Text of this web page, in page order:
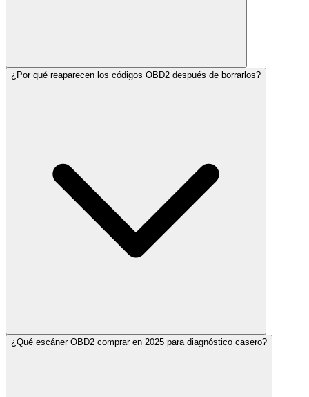
¿Por qué reaparecen los códigos OBD2 después de borrarlos?
¿Qué escáner OBD2 comprar en 2025 para diagnóstico casero?